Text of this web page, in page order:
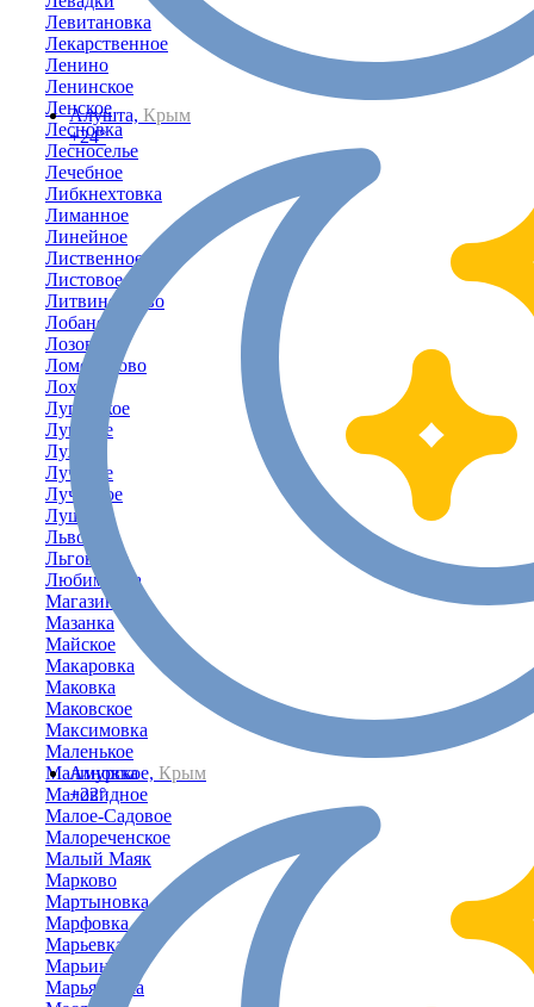
Алушта, Крым
+24°
Амурское, Крым
+22°
Левитановка
Лекарственное
Ленино
Ленинское
Ленское
Лесновка
Лесноселье
Лечебное
Либкнехтовка
Лиманное
Линейное
Лиственное
Листовое
Литвиненково
Лобаново
Лозовое
Ломоносово
Лоховка
Луганское
Луговое
Лужки
Лучевое
Лучистое
Лушино
Львово
Льговское
Любимовка
Магазинка
Мазанка
Майское
Макаровка
Маковка
Маковское
Максимовка
Маленькое
Малиновка
Маловидное
Малое-Садовое
Малореченское
Малый Маяк
Марково
Мартыновка
Марфовка
Марьевка
Марьино
Марьяновка